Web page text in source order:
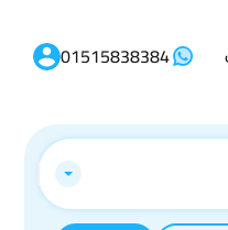
01515838384